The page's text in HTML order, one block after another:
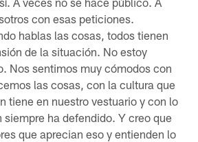
con esas peticiones.
hablas las cosas, todos tienen
de la situación. No estoy
Nos sentimos muy cómodos con
las cosas, con la cultura que
tiene en nuestro vestuario y con lo
siempre ha defendido. Y creo que
que aprecian eso y entienden lo